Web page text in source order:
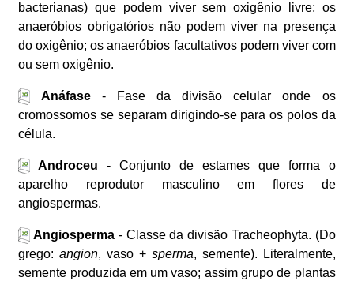
bacterianas) que podem viver sem oxigênio livre; os
anaeróbios obrigatórios não podem viver na presença
do oxigênio; os anaeróbios facultativos podem viver com
ou sem oxigênio.
Anáfase - Fase da divisão celular onde os
cromossomos se separam dirigindo-se para os polos da
célula.
Androceu - Conjunto de estames que forma o
aparelho reprodutor masculino em flores de
angiospermas.
Angiosperma - Classe da divisão Tracheophyta. (Do
grego:angion, vaso + sperma, semente). Literalmente,
semente produzida em um vaso; assim grupo de plantas